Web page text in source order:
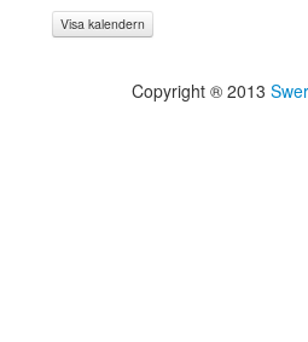
Visa kalendern
Copyright ® 2013